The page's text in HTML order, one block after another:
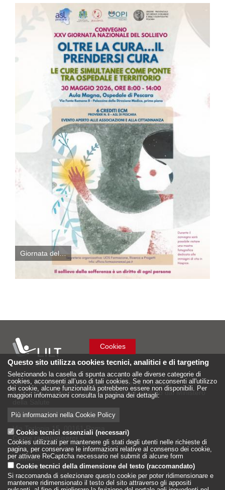
Giornata del…
LILT - Lega Italiana per la Lotta conto i Tumori
è un Ente Pubblico su base associativa, vigilato dal Ministero
Sede Nazionale
Via Torlonia 15, 00161 Roma
Come raggiungerci
Contatti
Tel: 06.442597.1
E-mail istituzionale:sede.centrale@lilt.it
Cookies
Questo sito utilizza cookies tecnici, analitici e di targeting
Selezionando la casella di spunta accanto alle diverse categorie di
cookies, acconsenti all’uso di tali cookies. Se non acconsenti all'utilizzo
dei cookie, alcune funzionalità potrebbero essere non disponibili. Per
maggiori informazioni consulta la pagina dei dettagli:
Più informazioni nella Cookie Policy
Cookie tecnici essenziali (necessari)
Cookies utilizzati per mantenere gli stati degli utenti nelle richieste di
pagina, per conservare le informazioni relative al consenso dei cookie,
per attivare ReCaptcha necessario nel submit di alcune form
Cookie tecnici della dimensione del testo (raccomandato)
Si raccomanda di selezionare questo cookie per poter ridimensionare e
mantenere ridimensionato il testo del sito attraverso gli appositi